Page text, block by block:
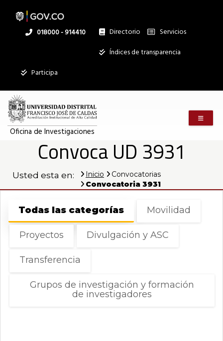
contenido
Linea
018000 - 914410 Directorio
Institucional
Servicios
Índices de transparencia
Participa
Oficina de Investigaciones
Convoca UD 3931
Usted esta en: Inicio
Convocatorias
Convocatoria 3931
Todas las categorías Movilidad
Proyectos Divulgación y ASC
Transferencia
Grupos de investigación y formación
de investigadores
registros
Buscar:
Servicios
disponible en
esta tabla
Mostrando
registros